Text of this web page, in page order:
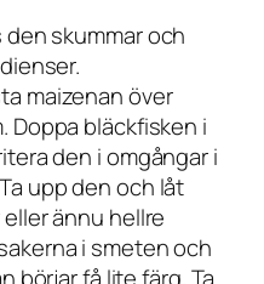
skummar och
maizenan över
Doppa bläckfisken i
den i omgångar i
upp den och låt
ännu hellre
i smeten och
börjar få lite färg. Ta